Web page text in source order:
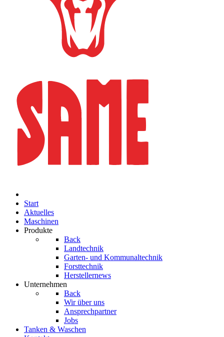
Start
Aktuelles
Maschinen
Produkte
Back
Landtechnik
Garten- und Kommunaltechnik
Forsttechnik
Herstellernews
Unternehmen
Back
Wir über uns
Ansprechpartner
Jobs
Tanken & Waschen